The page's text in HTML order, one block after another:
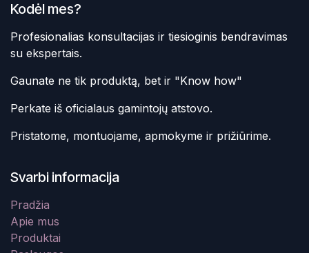
Kodėl mes?
Profesionalias konsultacijas ir tiesioginis bendravimas
su ekspertais.
Gaunate ne tik produktą, bet ir "Know how"
Perkate iš oficialaus gamintojų atstovo.
Pristatome, montuojame, apmokyme ir prižiūrime.
Svarbi informacija
Pradžia
Apie mus
Produktai